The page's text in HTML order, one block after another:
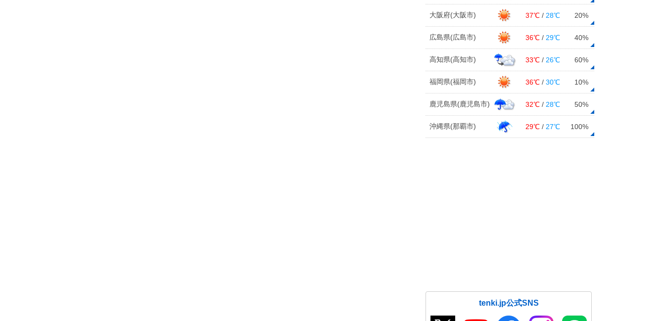
大阪府(大阪市) 37℃ / 28℃ 20%
広島県(広島市) 36℃ / 29℃ 40%
高知県(高知市) 33℃ / 26℃ 60%
福岡県(福岡市) 36℃ /30℃ 10%
鹿児島県(鹿児島市) 32℃ / 28℃ 50%
沖縄県(那覇市) 29℃ / 27℃ 100%
tenki.jp公式SNS